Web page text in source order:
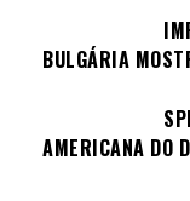
BULGÁRIA
AMERICANA DO